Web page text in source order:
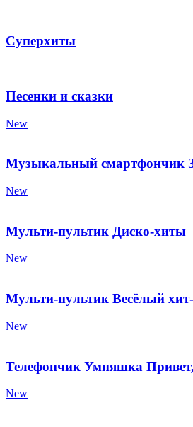
Суперхиты
Песенки и сказки
New
Музыкальный смартфончик
New
Мульти-пультик Диско-хиты
New
Мульти-пультик Весёлый
New
Телефончик Умняшка
New